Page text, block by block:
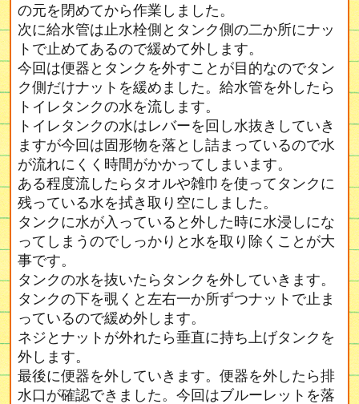
の元を閉めてから作業しました。
次に給水管は止水栓側とタンク側の二か所にナッ
トで止めてあるので緩めて外します。
今回は便器とタンクを外すことが目的なのでタン
ク側だけナットを緩めました。給水管を外したら
トイレタンクの水を流します。
トイレタンクの水はレバーを回し水抜きしていき
ますが今回は固形物を落とし詰まっているので水
が流れにくく時間がかかってしまいます。
ある程度流したらタオルや雑巾を使ってタンクに
残っている水を拭き取り空にしました。
タンクに水が入っていると外した時に水浸しにな
ってしまうのでしっかりと水を取り除くことが大
事です。
タンクの水を抜いたらタンクを外していきます。
タンクの下を覗くと左右一か所ずつナットで止ま
っているので緩め外します。
ネジとナットが外れたら垂直に持ち上げタンクを
外します。
最後に便器を外していきます。便器を外したら排
水口が確認できました。今回はブルーレットを落